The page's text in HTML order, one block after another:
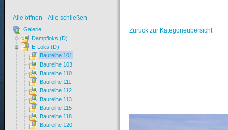
Zurück zur Kategorieübersicht
Alle öffnen Alle schließen
Galerie
Dampfloks (D)
E-Loks (D)
Baureihe 101
Baureihe 103
Baureihe 110
Baureihe 111
Baureihe 112
Baureihe 113
Baureihe 115
Baureihe 118
Baureihe 120